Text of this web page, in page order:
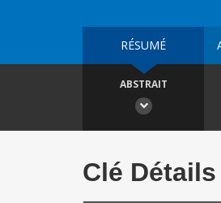
RÉSUMÉ
ABSTRAIT
Clé Détails